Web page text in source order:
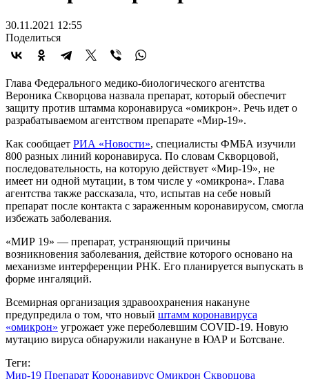
30.11.2021 12:55
Поделиться
Глава Федерального медико-биологического агентства
Вероника Скворцова назвала препарат, который обеспечит
защиту против штамма коронавируса «омикрон». Речь идет о
разрабатываемом агентством препарате «Мир-19».
Как сообщает РИА «Новости», специалисты ФМБА изучили
800 разных линий коронавируса. По словам Скворцовой,
последовательность, на которую действует «Мир-19», не
имеет ни одной мутации, в том числе у «омикрона». Глава
агентства также рассказала, что, испытав на себе новый
препарат после контакта с зараженным коронавирусом, смогла
избежать заболевания.
«МИР 19» — препарат, устраняющий причины
возникновения заболевания, действие которого основано на
механизме интерференции РНК. Его планируется выпускать в
форме ингаляций.
Всемирная организация здравоохранения накануне
предупредила о том, что новый штамм коронавируса
«омикрон» угрожает уже переболевшим COVID-19. Новую
мутацию вируса обнаружили накануне в ЮАР и Ботсване.
Теги:
Мир-19 Препарат Коронавирус Омикрон Скворцова